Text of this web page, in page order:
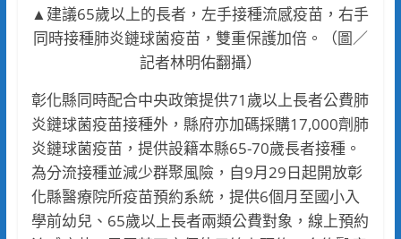
▲建議65歲以上的長者，左手接種流感疫苗，右手
同時接種肺炎鏈球菌疫苗，雙重保護加倍。（圖／
記者林明佑翻攝）
彰化縣同時配合中央政策提供71歲以上長者公費肺
炎鏈球菌疫苗接種外，縣府亦加碼採購17,000劑肺
炎鏈球菌疫苗，提供設籍本縣65-70歲長者接種。
為分流接種並減少群聚風險，自9月29日起開放彰
化縣醫療院所疫苗預約系統，提供6個月至國小入
學前幼兒、65歲以上長者兩類公費對象，線上預約